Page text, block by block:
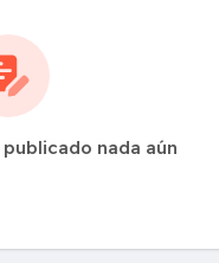
publicado nada aún